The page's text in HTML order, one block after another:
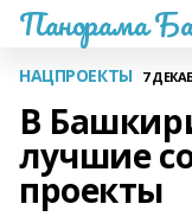
Панорама
НАЦПРОЕКТЫ 7
В
лучшие
проекты